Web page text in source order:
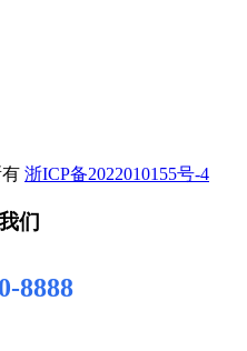
浙ICP备2022010155号-4
们
8888